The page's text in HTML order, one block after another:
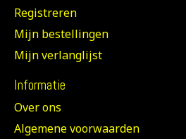
Registreren
Mijn bestellingen
Mijn verlanglijst
Informatie
Over ons
Algemene voorwaarden